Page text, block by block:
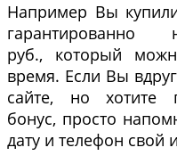
Например Вы
руб., который
время. Если Вы
сайте, но хотите
бонус, просто
дату и телефон свой